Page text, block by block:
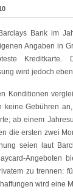
Bank im
Angaben in
wird jedoch
Konditionen
keine Gebühren
ab einem
die ersten zwei
seien laut
Angeboten
zu trennen:
wird eine